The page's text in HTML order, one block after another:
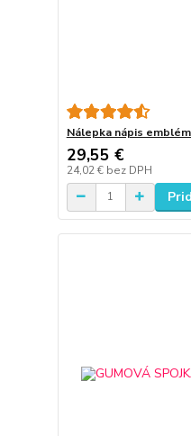
Nálepka nápis
29,55 €
24,02 € bez DPH